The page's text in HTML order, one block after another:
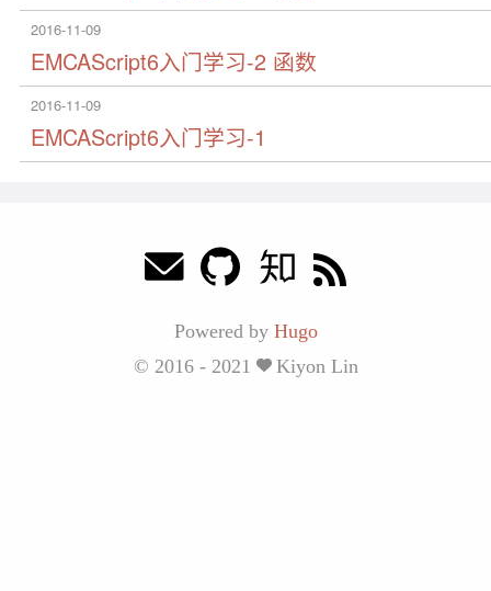
2016-11-09
EMCAScript6入门学习-2 函数
2016-11-09
EMCAScript6入门学习-1
Powered by Hugo
© 2016 - 2021
Kiyon Lin